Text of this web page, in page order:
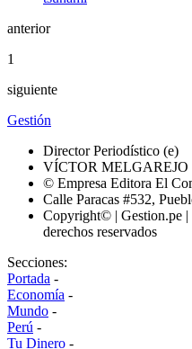
anterior
1
siguiente
Gestión
Director Periodístico (e)
VÍCTOR MELGAREJO
© Empresa Editora El
Calle Paracas #532,
Copyright© | Gestion.pe
derechos reservados
Secciones:
Portada -
Economía -
Mundo -
Perú -
Tu Dinero -